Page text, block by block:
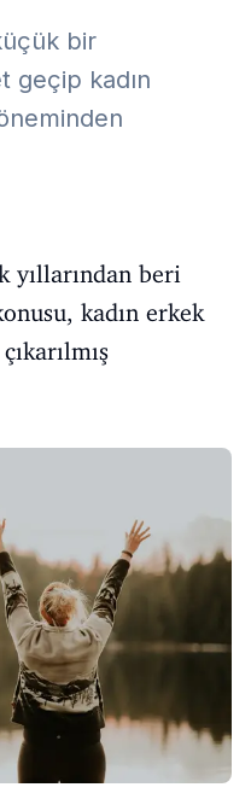
bir
geçip kadın
yıllarından beri
kadın erkek